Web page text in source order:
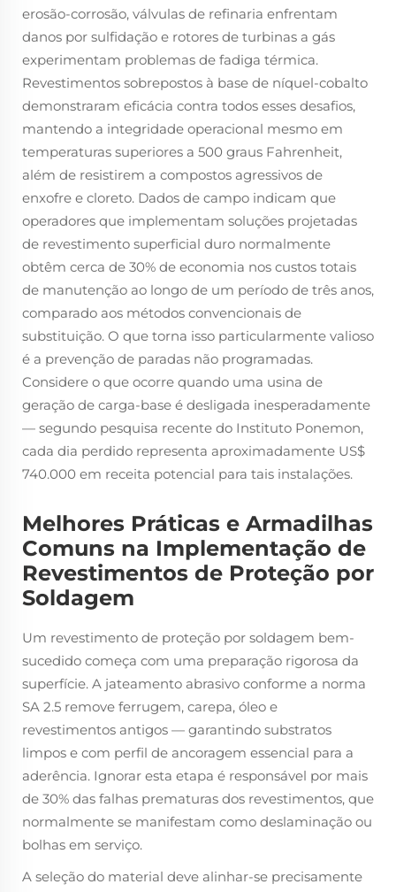
erosão-corrosão, válvulas de refinaria enfrentam
danos por sulfidação e rotores de turbinas a gás
experimentam problemas de fadiga térmica.
Revestimentos sobrepostos à base de níquel-cobalto
demonstraram eficácia contra todos esses desafios,
mantendo a integridade operacional mesmo em
temperaturas superiores a 500 graus Fahrenheit,
além de resistirem a compostos agressivos de
enxofre e cloreto. Dados de campo indicam que
operadores que implementam soluções projetadas
de revestimento superficial duro normalmente
obtêm cerca de 30% de economia nos custos totais
de manutenção ao longo de um período de três anos,
comparado aos métodos convencionais de
substituição. O que torna isso particularmente valioso
é a prevenção de paradas não programadas.
Considere o que ocorre quando uma usina de
geração de carga-base é desligada inesperadamente
— segundo pesquisa recente do Instituto Ponemon,
cada dia perdido representa aproximadamente US$
740.000 em receita potencial para tais instalações.
Melhores Práticas e Armadilhas
Comuns na Implementação de
Revestimentos de Proteção por
Soldagem
Um revestimento de proteção por soldagem bem-
sucedido começa com uma preparação rigorosa da
superfície. A jateamento abrasivo conforme a norma
SA 2.5 remove ferrugem, carepa, óleo e
revestimentos antigos — garantindo substratos
limpos e com perfil de ancoragem essencial para a
aderência. Ignorar esta etapa é responsável por mais
de 30% das falhas prematuras dos revestimentos, que
normalmente se manifestam como deslaminação ou
bolhas em serviço.
A seleção do material deve alinhar-se precisamente